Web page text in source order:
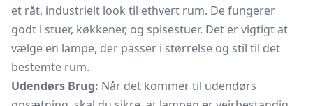
et råt, industrielt look til ethvert rum. De fungerer
godt i stuer, køkkener, og spisestuer. Det er vigtigt at
vælge en lampe, der passer i størrelse og stil til det
bestemte rum.
Udendørs Brug: Når det kommer til udendørs